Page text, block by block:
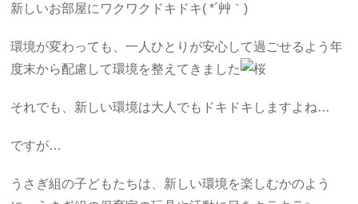
新しいお部屋にワクワクドキドキ( *´艸｀)
環境が変わっても、一人ひとりが安心して過ごせるよう年
度末から配慮して環境を整えてきました
それでも、新しい環境は大人でもドキドキしますよね…
ですが…
うさぎ組の子どもたちは、新しい環境を楽しむかのよう